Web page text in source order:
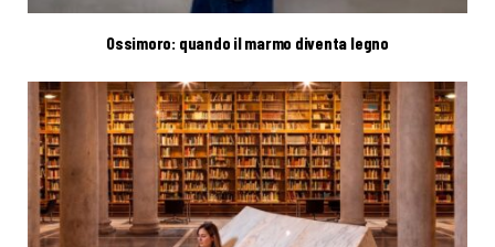
Ossimoro: quando il marmo diventa legno